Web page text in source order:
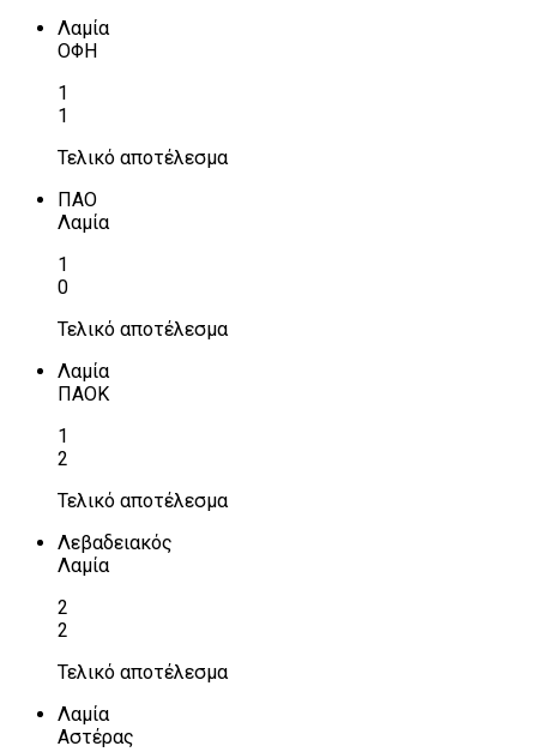
Λαμία
ΟΦΗ
1
1
Τελικό αποτέλεσμα
ΠΑΟ
Λαμία
1
0
Τελικό αποτέλεσμα
Λαμία
ΠΑΟΚ
1
2
Τελικό αποτέλεσμα
Λεβαδειακός
Λαμία
2
2
Τελικό αποτέλεσμα
Λαμία
Αστέρας